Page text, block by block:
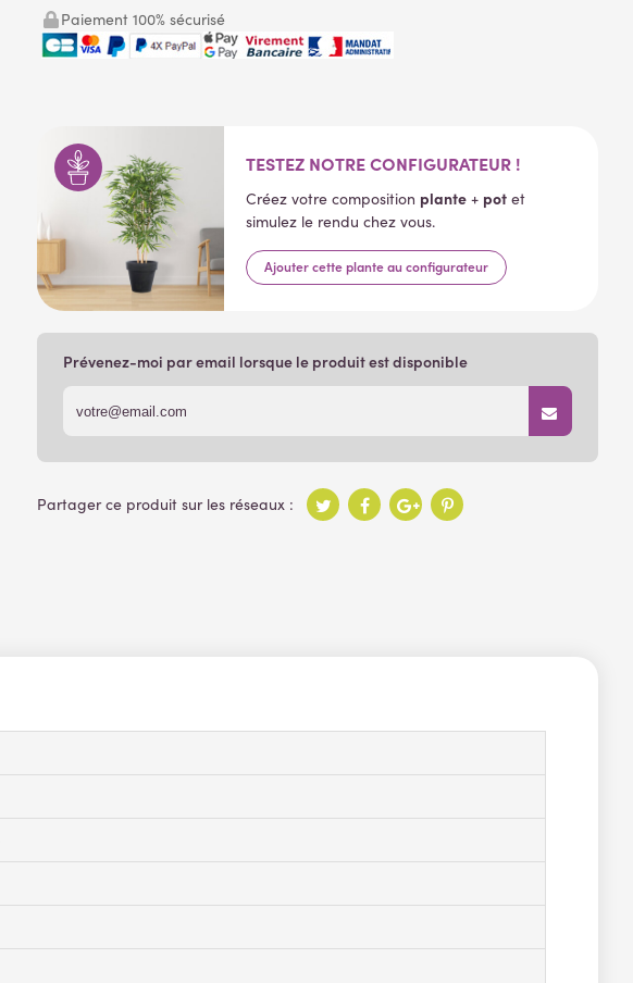
Paiement 100% sécurisé
TESTEZ NOTRE CONFIGURATEUR !
Créez votre composition plante + pot et
simulez le rendu chez vous.
Prévenez-moi par email lorsque le produit est disponible